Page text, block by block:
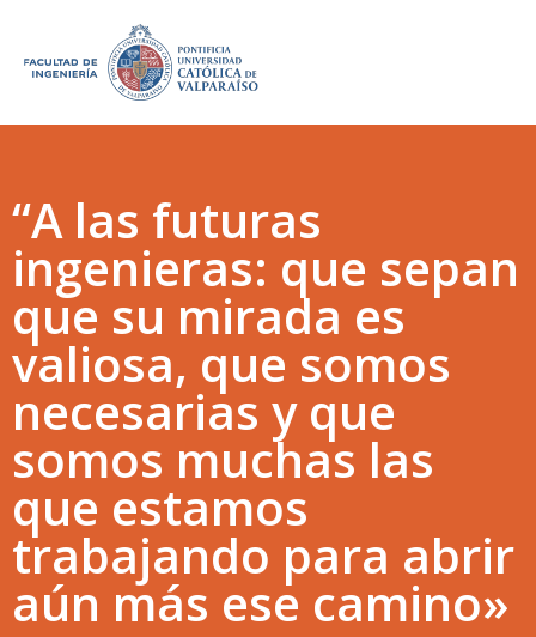
“A las futuras
ingenieras: que sepan
que su mirada es
valiosa, que somos
necesarias y que
somos muchas las
que estamos
trabajando para abrir
aún más ese camino»